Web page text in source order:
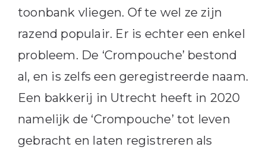
toonbank vliegen. Of te wel ze zijn
razend populair. Er is echter een enkel
probleem. De ‘Crompouche’ bestond
al, en is zelfs een geregistreerde naam.
Een bakkerij in Utrecht heeft in 2020
namelijk de ‘Crompouche’ tot leven
gebracht en laten registreren als